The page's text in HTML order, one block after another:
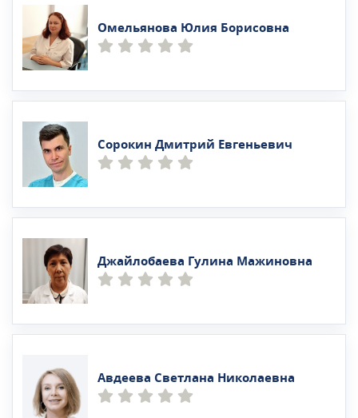
Омельянова Юлия Борисовна
Сорокин Дмитрий Евгеньевич
Джайлобаева Гулина Мажиновна
Авдеева Светлана Николаевна